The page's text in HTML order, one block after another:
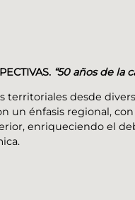
“50 años de la
territoriales desde
énfasis regional,
enriqueciendo el